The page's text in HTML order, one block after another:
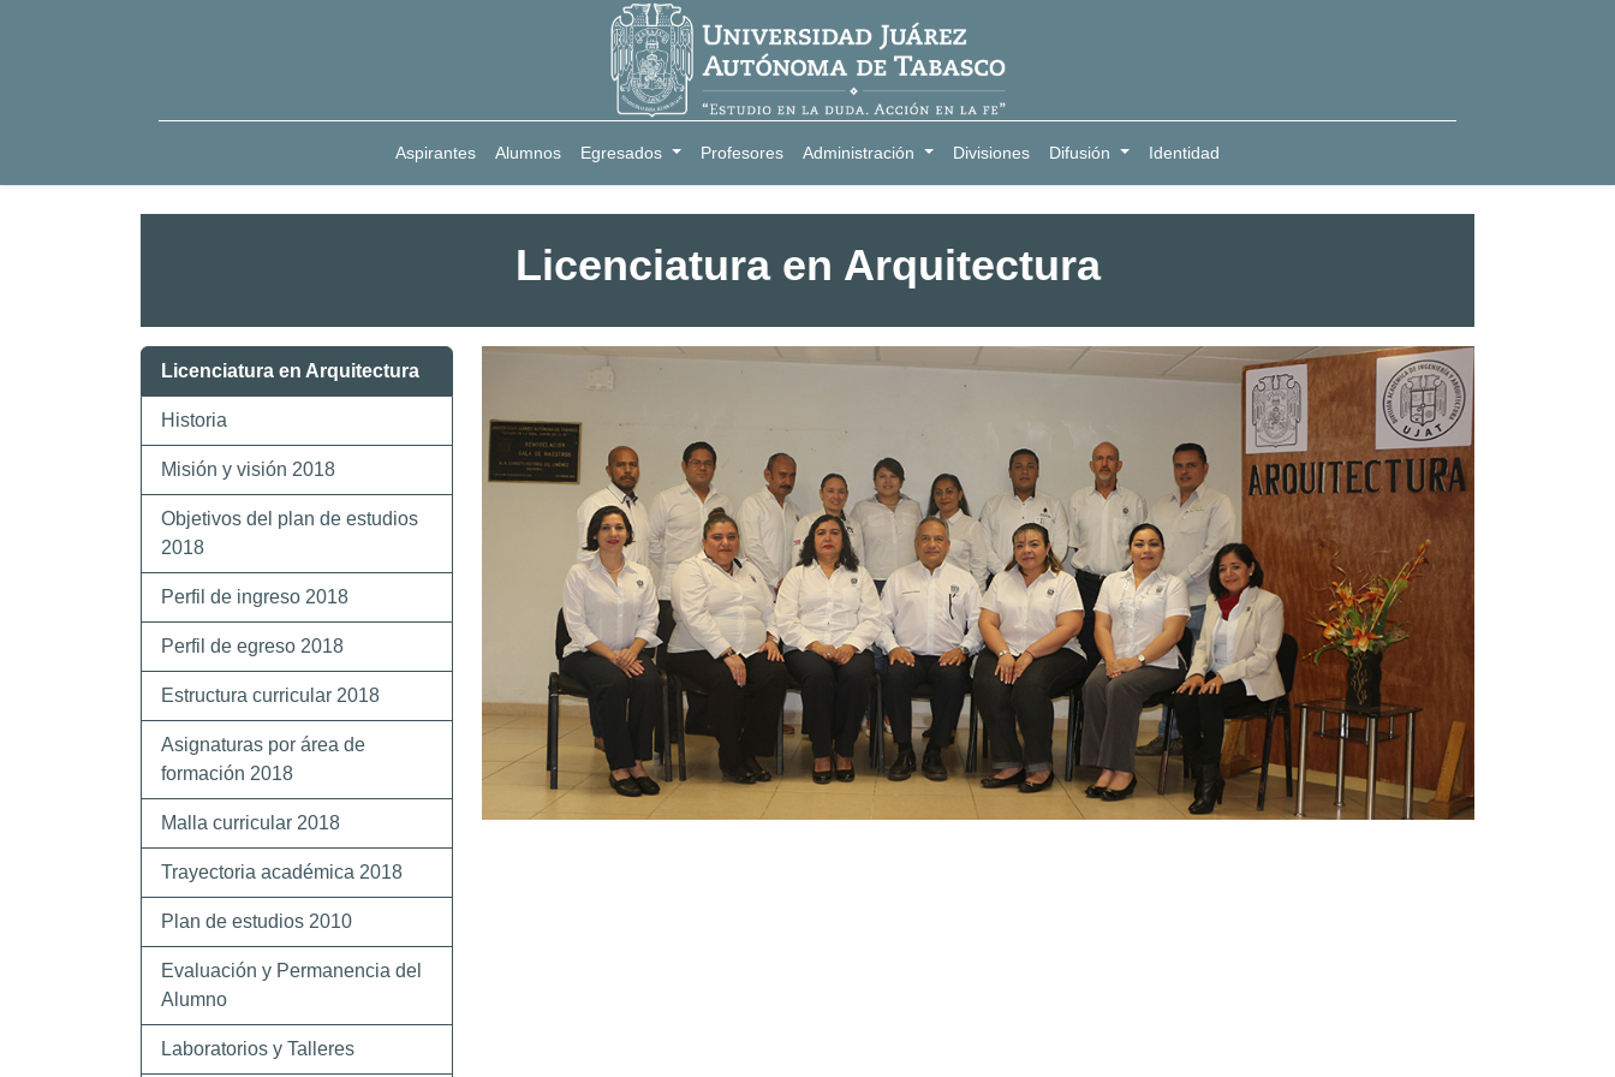
Aspirantes Alumnos Egresados Profesores Administración Divisiones Difusión Identidad
Licenciatura en Arquitectura
Licenciatura en Arquitectura
Historia
Misión y visión 2018
Objetivos del plan de estudios
2018
Perfil de ingreso 2018
Perfil de egreso 2018
Estructura curricular 2018
Asignaturas por área de
formación 2018
Malla curricular 2018
Trayectoria académica 2018
Plan de estudios 2010
Evaluación y Permanencia del
Alumno
Laboratorios y Talleres